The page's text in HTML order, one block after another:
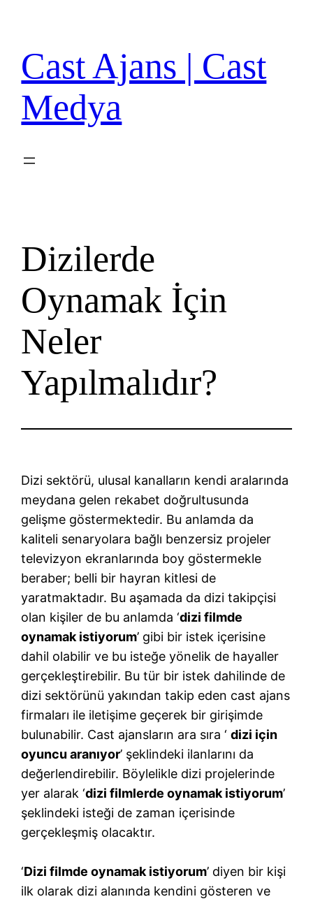
Cast Ajans | Cast
Medya
Dizilerde
Oynamak İçin
Neler
Yapılmalıdır?
Dizi sektörü, ulusal kanalların kendi aralarında
meydana gelen rekabet doğrultusunda
gelişme göstermektedir. Bu anlamda da
kaliteli senaryolara bağlı benzersiz projeler
televizyon ekranlarında boy göstermekle
beraber; belli bir hayran kitlesi de
yaratmaktadır. Bu aşamada da dizi takipçisi
olan kişiler de bu anlamda ‘dizi filmde
oynamak istiyorum’ gibi bir istek içerisine
dahil olabilir ve bu isteğe yönelik de hayaller
gerçekleştirebilir. Bu tür bir istek dahilinde de
dizi sektörünü yakından takip eden cast ajans
firmaları ile iletişime geçerek bir girişimde
bulunabilir. Cast ajansların ara sıra ‘dizi için
oyuncu aranıyor’ şeklindeki ilanlarını da
değerlendirebilir. Böylelikle dizi projelerinde
yer alarak ‘dizi filmlerde oynamak istiyorum’
şeklindeki isteği de zaman içerisinde
gerçekleşmiş olacaktır.
‘Dizi filmde oynamak istiyorum’ diyen bir kişi
ilk olarak dizi alanında kendini gösteren ve